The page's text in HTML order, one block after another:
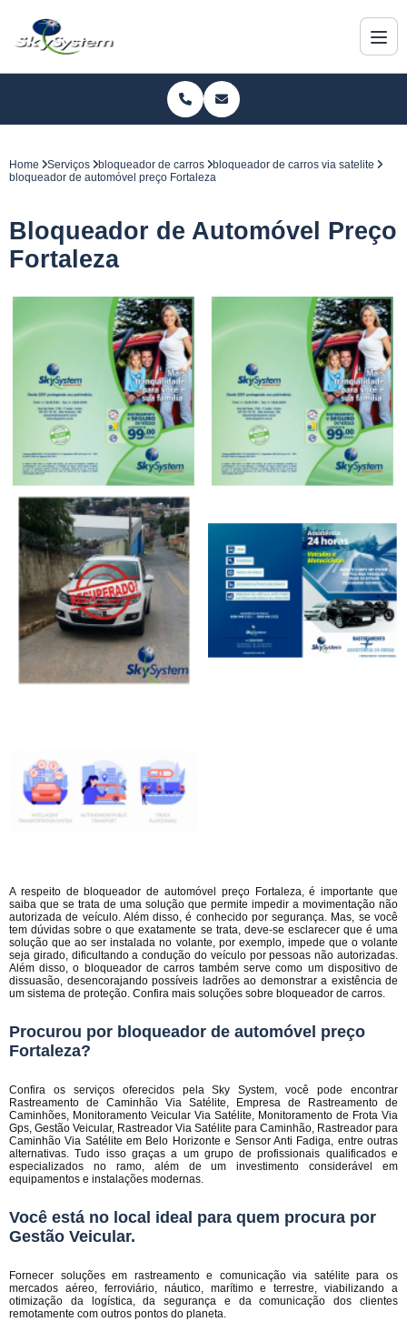
Home Serviços bloqueador de carros
bloqueador de carros via satelite
bloqueador de automóvel preço Fortaleza
Bloqueador de Automóvel Preço
Fortaleza
A respeito de bloqueador de automóvel preço Fortaleza, é importante que
saiba que se trata de uma solução que permite impedir a movimentação não
autorizada de veículo. Além disso, é conhecido por segurança. Mas, se você
tem dúvidas sobre o que exatamente se trata, deve-se esclarecer que é uma
solução que ao ser instalada no volante, por exemplo, impede que o volante
seja girado, dificultando a condução do veículo por pessoas não autorizadas.
Além disso, o bloqueador de carros também serve como um dispositivo de
dissuasão, desencorajando possíveis ladrões ao demonstrar a existência de
um sistema de proteção. Confira mais soluções sobre bloqueador de carros.
Procurou por bloqueador de automóvel preço
Fortaleza?
Confira os serviços oferecidos pela Sky System, você pode encontrar
Rastreamento de Caminhão Via Satélite, Empresa de Rastreamento de
Caminhões, Monitoramento Veicular Via Satélite, Monitoramento de Frota Via
Gps, Gestão Veicular, Rastreador Via Satélite para Caminhão, Rastreador para
Caminhão Via Satélite em Belo Horizonte e Sensor Anti Fadiga, entre outras
alternativas. Tudo isso graças a um grupo de profissionais qualificados e
especializados no ramo, além de um investimento considerável em
equipamentos e instalações modernas.
Você está no local ideal para quem procura por
Gestão Veicular.
Fornecer soluções em rastreamento e comunicação via satélite para os
mercados aéreo, ferroviário, náutico, marítimo e terrestre, viabilizando a
otimização da logística, da segurança e da comunicação dos clientes
remotamente com outros pontos do planeta.